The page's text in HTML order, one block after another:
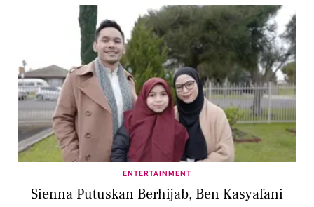
ENTERTAINMENT
Sienna Putuskan Berhijab, Ben Kasyafani